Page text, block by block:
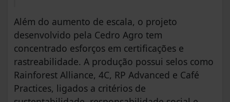
Além do aumento de escala, o projeto
desenvolvido pela Cedro Agro tem
concentrado esforços em certificações e
rastreabilidade. A produção possui selos como
Rainforest Alliance, 4C, RP Advanced e Café
Practices, ligados a critérios de